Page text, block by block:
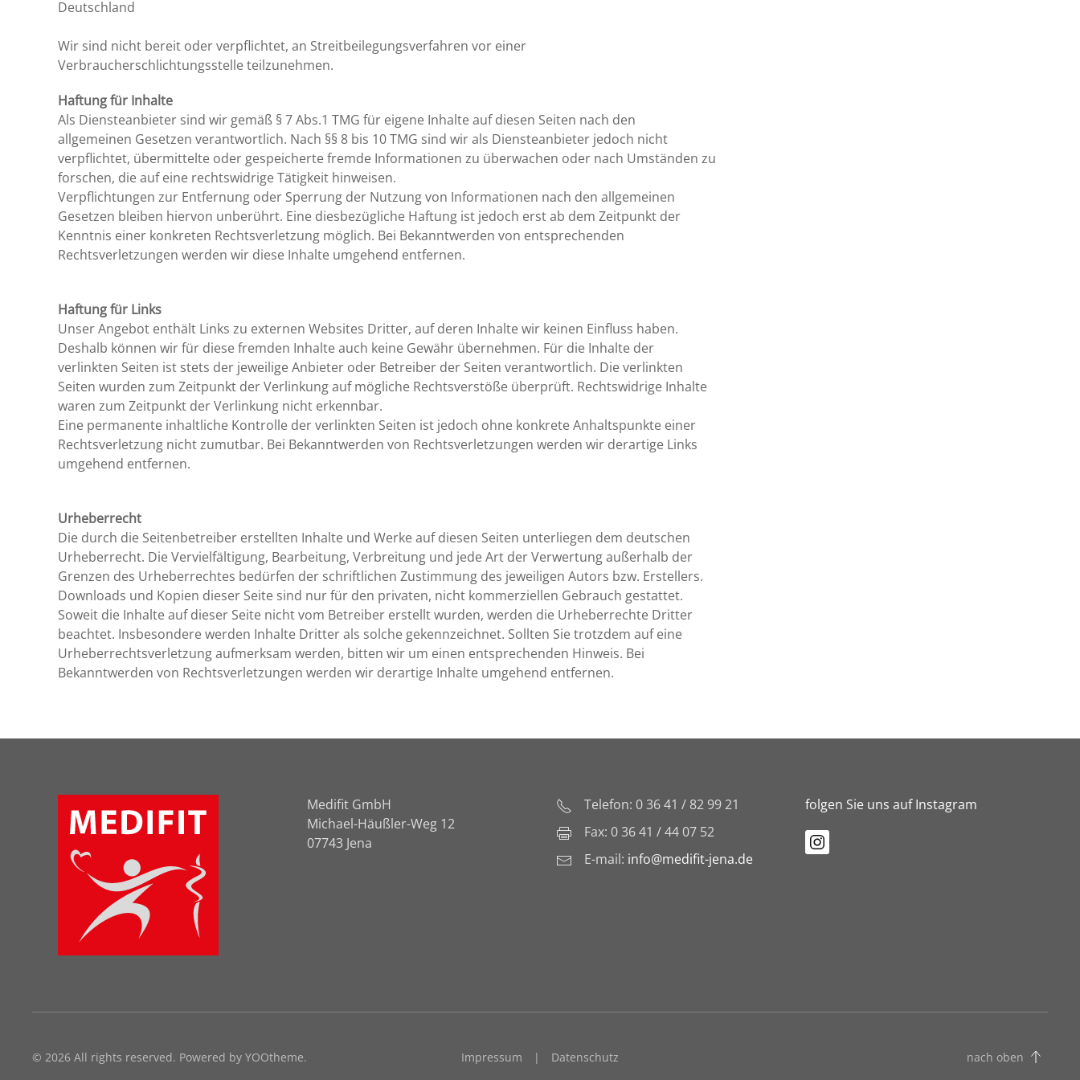
Deutschland
Wir sind nicht bereit oder verpflichtet, an Streitbeilegungsverfahren vor einer
Verbraucherschlichtungsstelle teilzunehmen.
Haftung für Inhalte
Als Diensteanbieter sind wir gemäß § 7 Abs.1 TMG für eigene Inhalte auf diesen Seiten nach den
allgemeinen Gesetzen verantwortlich. Nach §§ 8 bis 10 TMG sind wir als Diensteanbieter jedoch nicht
verpflichtet, übermittelte oder gespeicherte fremde Informationen zu überwachen oder nach Umständen zu
forschen, die auf eine rechtswidrige Tätigkeit hinweisen.
Verpflichtungen zur Entfernung oder Sperrung der Nutzung von Informationen nach den allgemeinen
Gesetzen bleiben hiervon unberührt. Eine diesbezügliche Haftung ist jedoch erst ab dem Zeitpunkt der
Kenntnis einer konkreten Rechtsverletzung möglich. Bei Bekanntwerden von entsprechenden
Rechtsverletzungen werden wir diese Inhalte umgehend entfernen.
Haftung für Links
Unser Angebot enthält Links zu externen Websites Dritter, auf deren Inhalte wir keinen Einfluss haben.
Deshalb können wir für diese fremden Inhalte auch keine Gewähr übernehmen. Für die Inhalte der
verlinkten Seiten ist stets der jeweilige Anbieter oder Betreiber der Seiten verantwortlich. Die verlinkten
Seiten wurden zum Zeitpunkt der Verlinkung auf mögliche Rechtsverstöße überprüft. Rechtswidrige Inhalte
waren zum Zeitpunkt der Verlinkung nicht erkennbar.
Eine permanente inhaltliche Kontrolle der verlinkten Seiten ist jedoch ohne konkrete Anhaltspunkte einer
Rechtsverletzung nicht zumutbar. Bei Bekanntwerden von Rechtsverletzungen werden wir derartige Links
umgehend entfernen.
Urheberrecht
Die durch die Seitenbetreiber erstellten Inhalte und Werke auf diesen Seiten unterliegen dem deutschen
Urheberrecht. Die Vervielfältigung, Bearbeitung, Verbreitung und jede Art der Verwertung außerhalb der
Grenzen des Urheberrechtes bedürfen der schriftlichen Zustimmung des jeweiligen Autors bzw. Erstellers.
Downloads und Kopien dieser Seite sind nur für den privaten, nicht kommerziellen Gebrauch gestattet.
Soweit die Inhalte auf dieser Seite nicht vom Betreiber erstellt wurden, werden die Urheberrechte Dritter
beachtet. Insbesondere werden Inhalte Dritter als solche gekennzeichnet. Sollten Sie trotzdem auf eine
Urheberrechtsverletzung aufmerksam werden, bitten wir um einen entsprechenden Hinweis. Bei
Bekanntwerden von Rechtsverletzungen werden wir derartige Inhalte umgehend entfernen.
Medifit GmbH
Michael-Häußler-Weg 12
07743 Jena
Telefon: 0 36 41 / 82 99 21
Fax: 0 36 41 / 44 07 52
E-mail: info@medifit-jena.de
folgen Sie uns auf Instagram
© 2026 All rights reserved. Powered by YOOtheme. Impressum | Datenschutz nach oben